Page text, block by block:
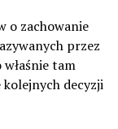
o zachowanie
przez
tam
kolejnych decyzji